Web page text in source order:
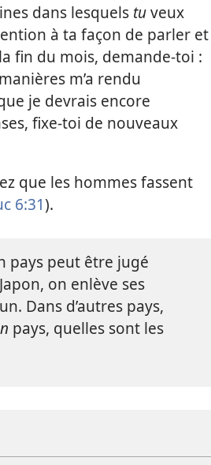
dans lesquels tuveux
à ta façon de parler et
fin du mois, demande-toi :
m’a rendu
je devrais encore
fixe-toi de nouveaux
que les hommes fassent
6:31).
pays peut être jugé
on enlève ses
Dans d’autres pays,
pays, quelles sont les